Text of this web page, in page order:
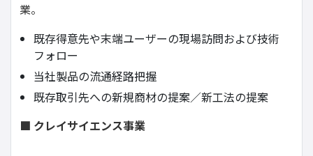
業。
既存得意先や末端ユーザーの現場訪問および技術
フォロー
当社製品の流通経路把握
既存取引先への新規商材の提案／新工法の提案
■ クレイサイエンス事業